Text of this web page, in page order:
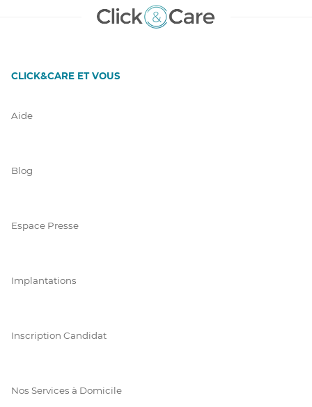
CLICK&CARE ET VOUS
Aide
Blog
Espace Presse
Implantations
Inscription Candidat
Nos Services à Domicile